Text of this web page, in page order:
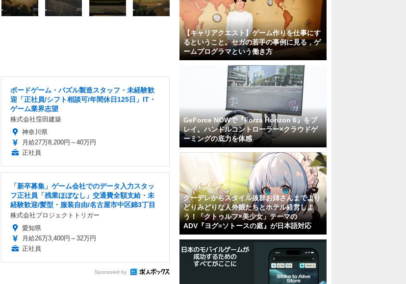
ボードゲーム・パズル製造スタッフ・未経験歓
迎「正社員/シフト相談可/年間休日125日」IT・
ゲーム業界志望
株式会社窪田建築
神奈川県
月給27万8,200円～40万円
正社員
「新卒募集」ゲーム会社でのデータ入力スタッ
フ正社員「残業ほぼなし」交通費全額支給・未
経験歓迎/髪型・服装自由/名古屋市中区錦3丁目
株式会社プロジェクトトリガー
愛知県
月給26万3,400円～32万円
正社員
Sponsored by
【キャリアクエスト】ゲーム作りを仕事にす
るということ。セガの若手の事例に見る，ゲ
ームプログラマという働き方
GeForce NOWで『Forza Horizon 6』をプ
レイ。ハンドルコントローラー×クラウドゲ
ーミングの底力を体感
クーデレからスタイル抜群お姉さんまでより
どりみどりな人外娘たちとホテル経営しよ
う！「クトゥルフ×美少女」テーマの
ADV『ヨグ=ソトースの庭』が日本語対応